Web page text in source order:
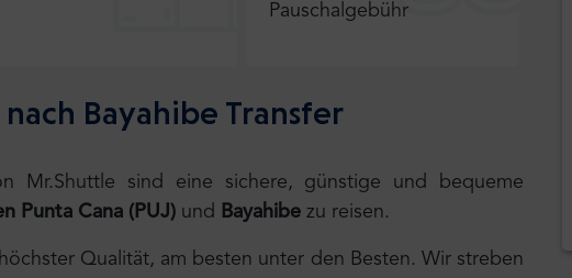
Pauschalgebühr
Bayahibe Transfer
Mr.Shuttle sind eine sichere, günstige und bequeme
Punta Cana (PUJ) und Bayahibe zu reisen.
Qualität, am besten unter den Besten. Wir streben